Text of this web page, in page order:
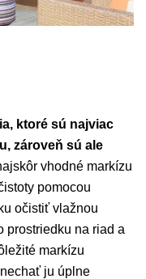
ktoré sú najviac
zároveň sú ale
vhodné markízu
pomocou
očistiť vlažnou
prostriedku na riad a
markízu
ju úplne